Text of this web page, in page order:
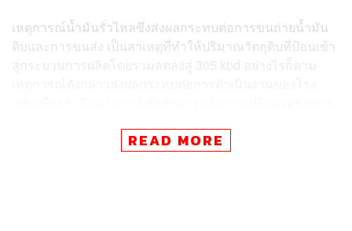
เหตุการณ์น้ำมันรั่วไหลซึ่งส่งผลกระทบต่อการขนถ่ายน้ำมัน
ดิบและการขนส่ง เป็นสาเหตุที่ทำให้ปริมาณวัตถุดิบที่ป้อนเข้า
สู่กระบวนการผลิตโดยรวมลดลงสู่ 305 kbd อย่างไรก็ตาม
READ MORE